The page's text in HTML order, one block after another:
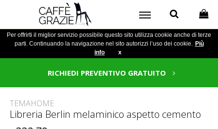
Per offrirti il miglior servizio possibile questo sito utilizza cookie anche di terze
parti. Continuando la navigazione nel sito autorizzi l’uso dei cookie. Più
info
x
RICHIEDI PREVENTIVO GRATUITO
TEMAHOME
Libreria Berlin melaminico aspetto cemento